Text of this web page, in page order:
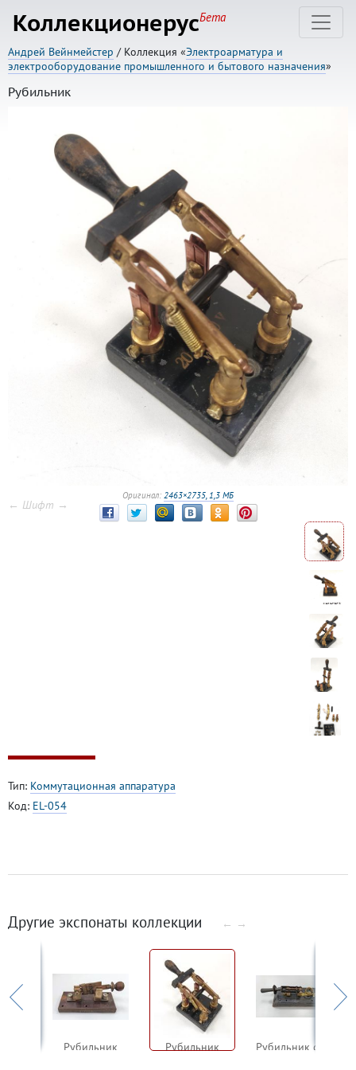
КоллекционерусБета
Андрей Вейнмейстер / Коллекция «Электроарматура и
электрооборудование промышленного и бытового назначения»
Рубильник
Оригинал: 2463×2735, 1,3 МБ
← Шифт →
Тип: Коммутационная аппаратура
Код: EL-054
Другие экспонаты коллекции ← →
Рубильник Рубильник